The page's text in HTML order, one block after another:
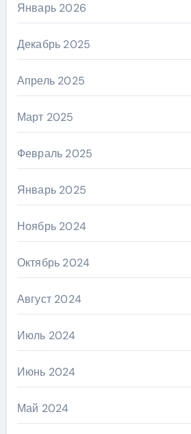
Январь 2026
Декабрь 2025
Апрель 2025
Март 2025
Февраль 2025
Январь 2025
Ноябрь 2024
Октябрь 2024
Август 2024
Июль 2024
Июнь 2024
Май 2024